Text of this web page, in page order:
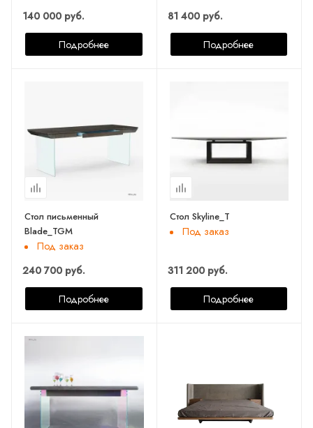
140 000 руб.
Подробнее
81 400 руб.
Подробнее
Стол письменный
Blade_TGM
Под заказ
240 700 руб.
Подробнее
Стол Skyline_T
Под заказ
311 200 руб.
Подробнее